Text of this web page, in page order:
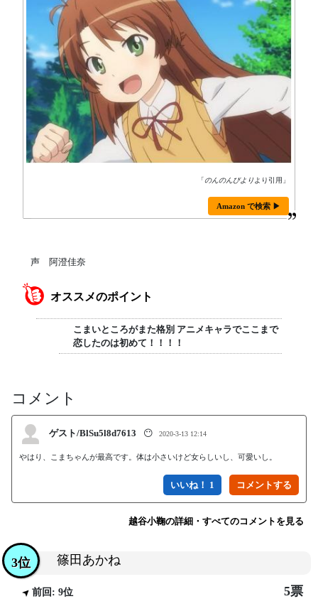
「のんのんびより より引用」
Amazon で検索 ▶
声 阿澄佳奈
オススメのポイント
こまいところがまた格別 アニメキャラでここまで
恋したのは初めて！！！！
コメント
ゲスト/BlSu5l8d7613 😶 2020-3-13 12:14
やはり、こまちゃんが最高です。体は小さいけど女らしいし、可愛いし。
いいね！ 1
越谷小鞠の詳細・すべてのコメントを見る
篠田あかね
3位
前回: 9位 5票